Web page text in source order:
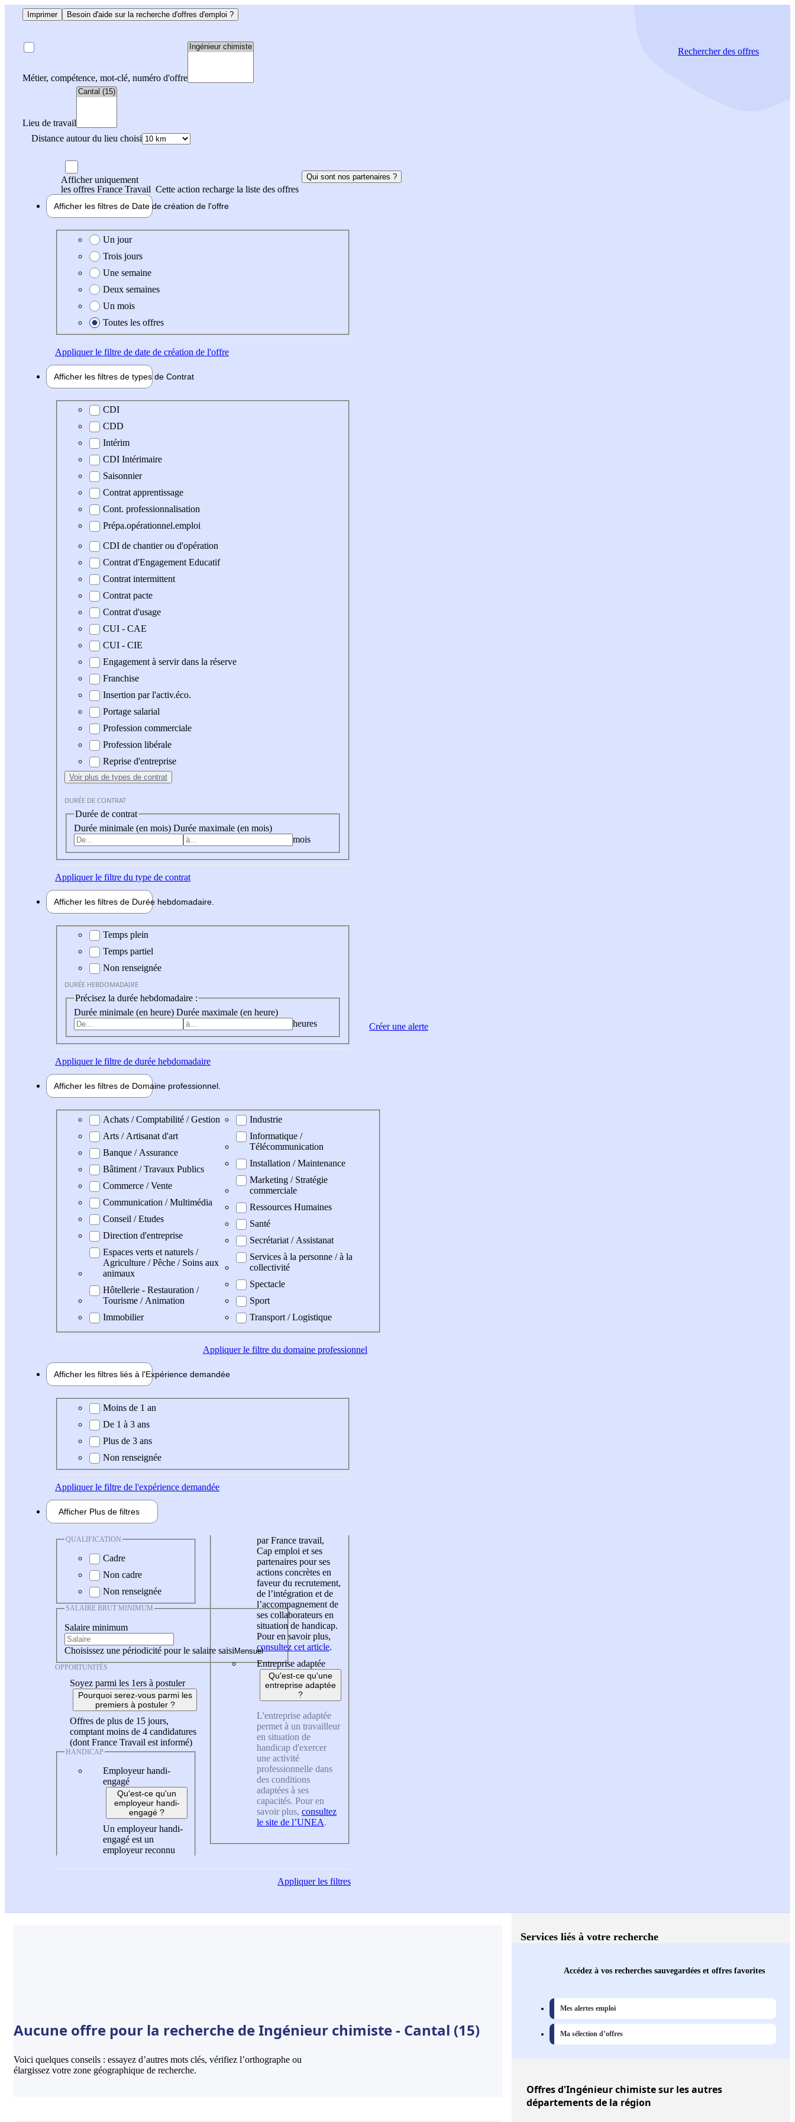
Imprimer Besoin d'aide sur la recherche d'offres d'emploi ?
Métier, compétence, mot-clé, numéro d'offre
Lieu de travail
Distance autour du lieu choisi
Rechercherdes offres
Afficher uniquement
les offres France Travail Cette action recharge la liste des offres
Qui sont nos partenaires ?
Afficher les filtres de Date de création de l'offre
Date de création de l'offre
Un jour
Trois jours
Une semaine
Deux semaines
Un mois
Toutes les offres
Appliquerle filtre de date de création de l'offre
Afficher les filtres de types de Contrat
Type de contrat
CDI
CDD
Intérim
CDI Intérimaire
Saisonnier
Contrat apprentissage
Cont. professionnalisation
Prépa.opérationnel.emploi
CDI de chantier ou d'opération
Contrat d'Engagement Educatif
Contrat intermittent
Contrat pacte
Contrat d'usage
CUI - CAE
CUI - CIE
Engagement à servir dans la réserve
Franchise
Insertion par l'activ.éco.
Portage salarial
Profession commerciale
Profession libérale
Reprise d'entreprise
Voir plus de types de contrat
DURÉE DE CONTRAT
Durée de contrat
Durée minimale (en mois) Durée maximale (en mois)
mois
Appliquerle filtre du type de contrat
Afficher les filtres de Durée hebdomadaire
Durée hebdomadaire
Temps plein
Temps partiel
Non renseignée
DURÉE HEBDOMADAIRE
Précisez la durée hebdomadaire :
Durée minimale (en heure) Durée maximale (en heure)
heures
Appliquerle filtre de durée hebdomadaire
Afficher les filtres de Domaine professionnel
Domaine professionel
Achats / Comptabilité / Gestion
Arts / Artisanat d'art
Banque / Assurance
Bâtiment / Travaux Publics
Commerce / Vente
Communication / Multimédia
Conseil / Etudes
Direction d'entreprise
Espaces verts et naturels /
Agriculture / Pêche / Soins aux
animaux
Hôtellerie - Restauration /
Tourisme / Animation
Immobilier
Industrie
Informatique /
Télécommunication
Installation / Maintenance
Marketing / Stratégie
commerciale
Ressources Humaines
Santé
Secrétariat / Assistanat
Services à la personne / à la
collectivité
Spectacle
Sport
Transport / Logistique
Appliquerle filtre du domaine professionnel
Afficher les filtres liés à l'Expérience demandée
Expérience demandée
Moins de 1 an
De 1 à 3 ans
Plus de 3 ans
Non renseignée
Appliquerle filtre de l'expérience demandée
Afficher Plus de filtres
QUALIFICATION
Cadre
Non cadre
Non renseignée
SALAIRE BRUT MINIMUM
Salaire minimum
Choisissez une périodicité pour le salaire saisi
OPPORTUNITÉS
Soyez parmi les 1ers à postuler
Pourquoi serez-vous parmi les
premiers à postuler ?
Offres de plus de 15 jours,
comptant moins de 4 candidatures
(dont France Travail est informé)
HANDICAP
Employeur handi-
engagé
Qu'est-ce qu'un
employeur handi-
engagé ?
Un employeur handi-
engagé est un
employeur reconnu
par France travail,
Cap emploi et ses
partenaires pour ses
actions concrètes en
faveur du recrutement,
de l’intégration et de
l’accompagnement de
ses collaborateurs en
situation de handicap.
Pour en savoir plus,
consultez cet article.
Entreprise adaptée
Qu'est-ce qu'une
entreprise adaptée
?
L'entreprise adaptée
permet à un travailleur
en situation de
handicap d'exercer
une activité
professionnelle dans
des conditions
adaptées à ses
capacités. Pour en
savoir plus, consultez
le site de l’UNEA.
Appliquerles filtres
Créer une alerte
Aucune offre pour la recherche de Ingénieur chimiste - Cantal (15)
Voici quelques conseils : essayez d’autres mots clés, vérifiez l’orthographe ou
élargissez votre zone géographique de recherche.
Services liés à votre recherche
Accédez à vos recherches sauvegardées et offres favorites
Mes alertes emploi
Ma sélection d’offres
Offresd'Ingénieur chimiste sur les autres
départements de la région